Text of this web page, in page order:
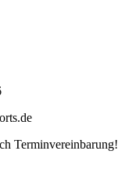
Terminvereinbarung!